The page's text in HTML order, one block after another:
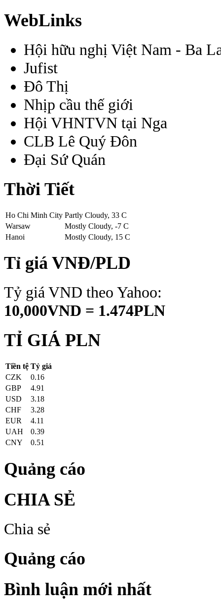
WebLinks
Hội hữu nghị Việt Nam - Ba
Jufist
Đô Thị
Nhịp cầu thế giới
Hội VHNTVN tại Nga
CLB Lê Quý Đôn
Đại Sứ Quán
Thời Tiết
Ho Chi Minh City Partly Cloudy, 33 C
Warsaw
Mostly Cloudy, -7 C
Hanoi
Mostly Cloudy, 15 C
Tỉ giá VNĐ/PLD
Tỷ giá VND theo Yahoo:
10,000VND = 1.474PLN
TỈ GIÁ PLN
Tiền tệ Tỷ giá
CZK
0.16
GBP
4.91
USD
3.18
CHF
3.28
EUR
4.11
UAH
0.39
CNY
0.51
Quảng cáo
CHIA SẺ
Chia sẻ
Quảng cáo
Bình luận mới nhất